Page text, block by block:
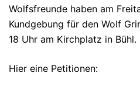
Wolfsfreunde haben am
Kundgebung für den Wolf
18 Uhr am Kirchplatz in Bühl.
Hier eine Petitionen: